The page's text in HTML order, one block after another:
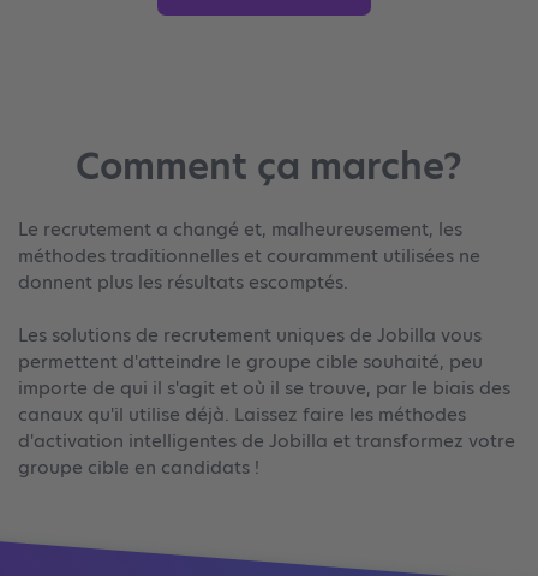
Comment ça marche?
Le recrutement a changé et, malheureusement, les
méthodes traditionnelles et couramment utilisées ne
donnent plus les résultats escomptés.
Les solutions de recrutement uniques de Jobilla vous
permettent d'atteindre le groupe cible souhaité, peu
importe de qui il s'agit et où il se trouve, par le biais des
canaux qu'il utilise déjà. Laissez faire les méthodes
d'activation intelligentes de Jobilla et transformez votre
groupe cible en candidats !